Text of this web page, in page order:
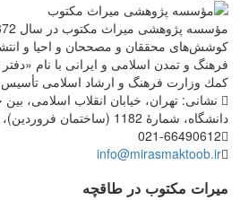
كوشش‌های محققان و مصححان و احیا و
فرهنگ و تمدن اسلامی و ایرانی با نام
كمك وزارت فرهنگ و ارشاد اسلامی
نشانی: تهران، خیابان انقلاب اسلامی، بین
دانشگاه، شمارۀ 1182 (ساختمان فروردین)، طبقۀ دوم
021-66490612
info@mirasmaktoob.ir
میرات مکتوب در طاقچه